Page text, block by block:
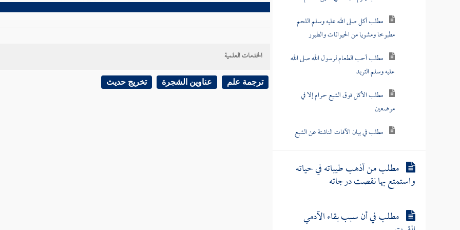
مطلب أكل صلى الله عليه وسلم اللحم
مطبوخا ومشويا من الحيوانات والطيور
مطلب أحب الطعام لرسول الله صلى الله
عليه وسلم الثريد
مطلب الأكل فوق الشبع حرام إلا في
موضعين
مطلب في بيان الآفات الناشئة عن الشبع
مطلب من أذهب طيباته في حياته
واستمتع بها نقصت درجاته
مطلب في أن سبب بقاء الآدمي
الخدمات العلمية
ترجمة علم عناوين الشجرة تخريج حديث